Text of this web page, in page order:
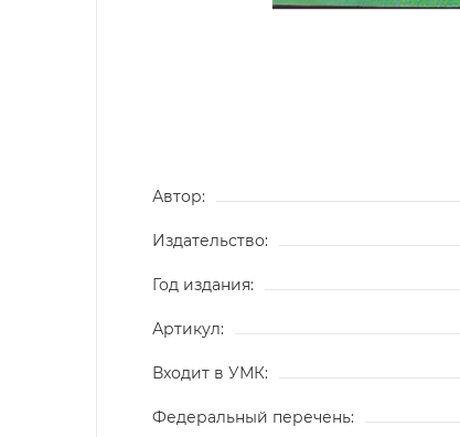
Автор:
Издательство:
Год издания:
Артикул:
Входит в УМК:
Федеральный перечень: